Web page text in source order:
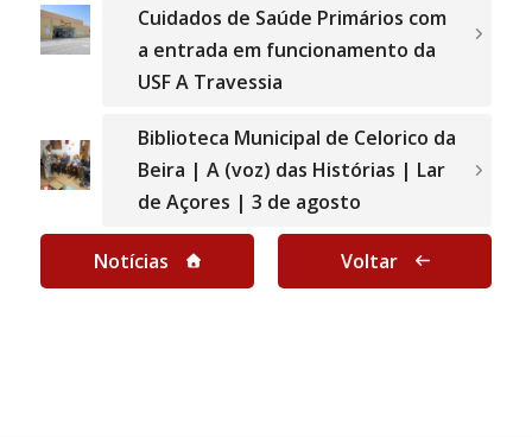
Cuidados de Saúde Primários com
a entrada em funcionamento da
USF A Travessia
Biblioteca Municipal de Celorico da
Beira | A (voz) das Histórias | Lar
de Açores | 3 de agosto
Notícias Voltar